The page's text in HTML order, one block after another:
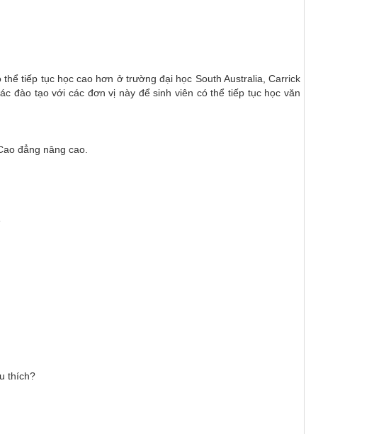
tiếp tục học cao hơn ở trường đại học South Australia, Carrick
đào tạo với các đơn vị này để sinh viên có thể tiếp tục học văn
đẳng nâng cao.
thích?